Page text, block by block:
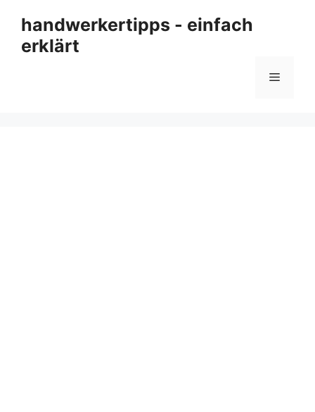
Inhalt
springen
handwerkertipps - einfach
erklärt
Menü